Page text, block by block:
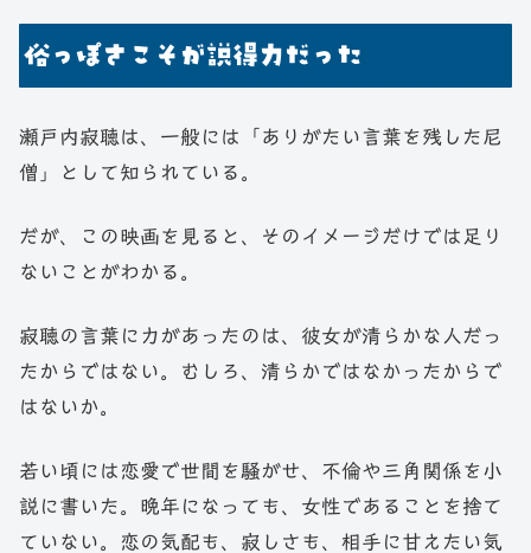
俗っぽさこそが説得力だった
瀬戸内寂聴は、一般には「ありがたい言葉を残した尼
僧」として知られている。
だが、この映画を見ると、そのイメージだけでは足り
ないことがわかる。
寂聴の言葉に力があったのは、彼女が清らかな人だっ
たからではない。むしろ、清らかではなかったからで
はないか。
若い頃には恋愛で世間を騒がせ、不倫や三角関係を小
説に書いた。晩年になっても、女性であることを捨て
ていない。恋の気配も、寂しさも、相手に甘えたい気